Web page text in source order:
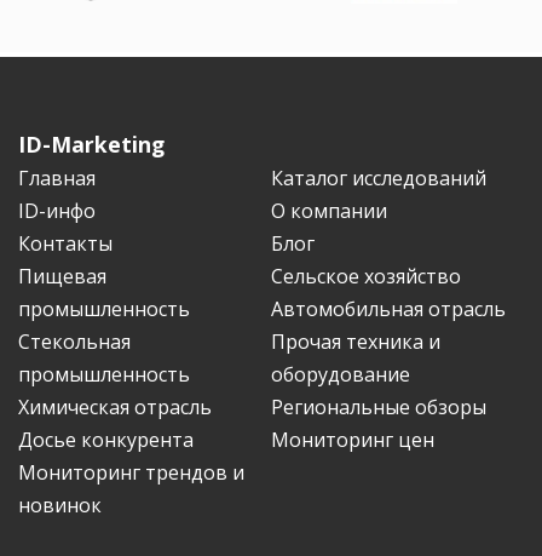
ID-Marketing
Главная
Каталог исследований
ID-инфо
О компании
Контакты
Блог
Пищевая
промышленность
Сельское хозяйство
Автомобильная отрасль
Стекольная
промышленность
Прочая техника и
оборудование
Химическая отрасль
Региональные обзоры
Досье конкурента
Мониторинг цен
Мониторинг трендов и
новинок